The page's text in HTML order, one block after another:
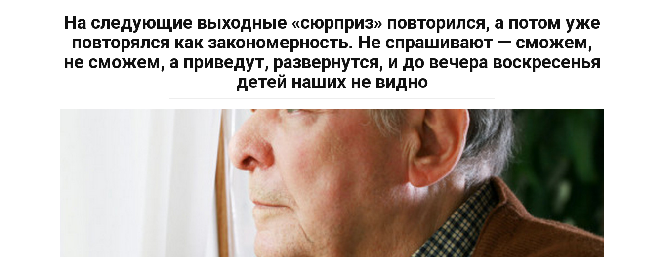
На следующие выходные «сюрприз» повторился, а потом уже
повторялся как закономерность. Не спрашивают — сможем,
не сможем, а приведут, развернутся, и до вечера воскресенья
детей наших не видно